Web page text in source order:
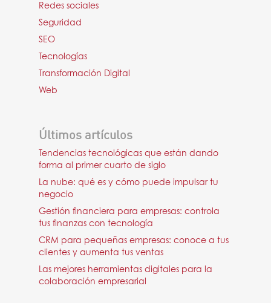
Redes sociales
Seguridad
SEO
Tecnologías
Transformación Digital
Web
Últimos artículos
Tendencias tecnológicas que están dando
forma al primer cuarto de siglo
La nube: qué es y cómo puede impulsar tu
negocio
Gestión financiera para empresas: controla
tus finanzas con tecnología
CRM para pequeñas empresas: conoce a tus
clientes y aumenta tus ventas
Las mejores herramientas digitales para la
colaboración empresarial